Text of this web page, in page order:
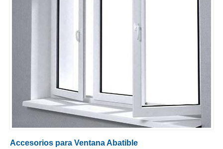
Accesorios para Ventana Abatible